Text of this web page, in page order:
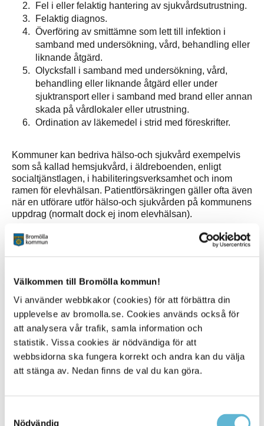
Välkommen till Bromölla kommun!
Vi använder webbkakor (cookies) för att förbättra din
upplevelse av bromolla.se. Cookies används också för
att analysera vår trafik, samla information och
statistik. Vissa cookies är nödvändiga för att
webbsidorna ska fungera korrekt och andra kan du välja
att stänga av. Nedan finns de val du kan göra.
Nödvändig
Fel i eller felaktig hantering av sjukvårdsutrustning.
Felaktig diagnos.
Överföring av smittämne som lett till infektion i
samband med undersökning, vård, behandling eller
liknande åtgärd.
Olycksfall i samband med undersökning, vård,
behandling eller liknande åtgärd eller under
sjuktransport eller i samband med brand eller annan
skada på vårdlokaler eller utrustning.
Ordination av läkemedel i strid med föreskrifter.
Kommuner kan bedriva hälso-och sjukvård exempelvis
som så kallad hemsjukvård, i äldreboenden, enligt
socialtjänstlagen, i habiliteringsverksamhet och inom
ramen för elevhälsan. Patientförsäkringen gäller ofta även
när en utförare utför hälso-och sjukvården på kommunens
uppdrag (normalt dock ej inom elevhälsan).
Anmäla patientskada
försäkringsbolag Kommunassurans. Du gör din
onlinetjänst :
Anmälan av patientskada – Kommunassurans
Kontaktuppgifter
Kommunassurans Försäkring AB
040-611 22 00